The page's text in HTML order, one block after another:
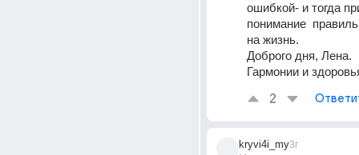
ошибкой- и тогда
понимание
на жизнь.
Доброго дня, Лена.
Гармонии и
2
kryvi4i_my3г